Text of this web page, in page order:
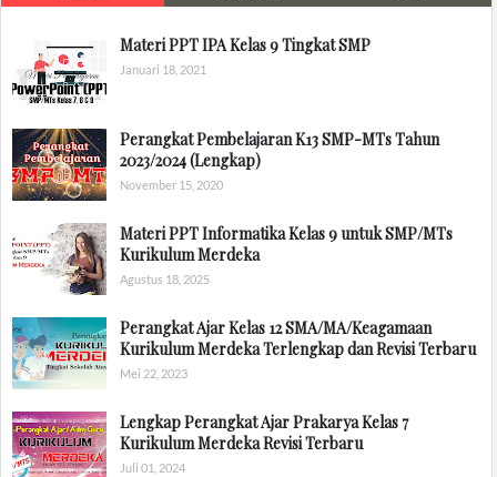
Materi PPT IPA Kelas 9 Tingkat SMP
Januari 18, 2021
Perangkat Pembelajaran K13 SMP-MTs Tahun
2023/2024 (Lengkap)
November 15, 2020
Materi PPT Informatika Kelas 9 untuk SMP/MTs
Kurikulum Merdeka
Agustus 18, 2025
Perangkat Ajar Kelas 12 SMA/MA/Keagamaan
Kurikulum Merdeka Terlengkap dan Revisi Terbaru
Mei 22, 2023
Lengkap Perangkat Ajar Prakarya Kelas 7
Kurikulum Merdeka Revisi Terbaru
Juli 01, 2024